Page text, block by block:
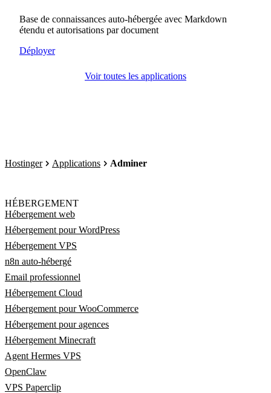
Base de connaissances auto-hébergée avec Markdown
étendu et autorisations par document
Déployer
Voir toutes les applications
Hostinger Applications Adminer
HÉBERGEMENT
Hébergement web
Hébergement pour WordPress
Hébergement VPS
n8n auto-hébergé
Email professionnel
Hébergement Cloud
Hébergement pour WooCommerce
Hébergement pour agences
Hébergement Minecraft
Agent Hermes VPS
OpenClaw
VPS Paperclip